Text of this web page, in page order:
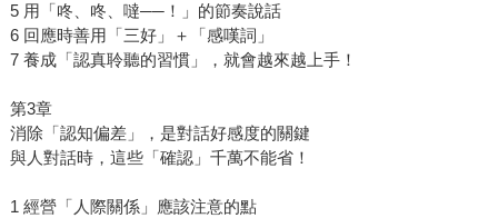
5 用「咚、咚、噠──！」的節奏說話
6 回應時善用「三好」＋「感嘆詞」
7 養成「認真聆聽的習慣」，就會越來越上手！
第3章
消除「認知偏差」，是對話好感度的關鍵
與人對話時，這些「確認」千萬不能省！
1 經營「人際關係」應該注意的點